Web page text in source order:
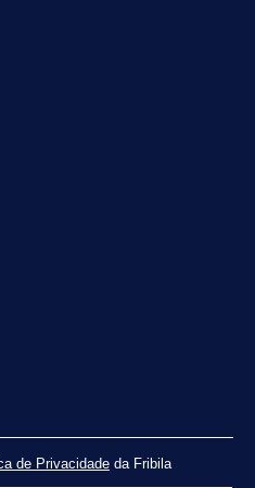
de Privacidade da Fribila